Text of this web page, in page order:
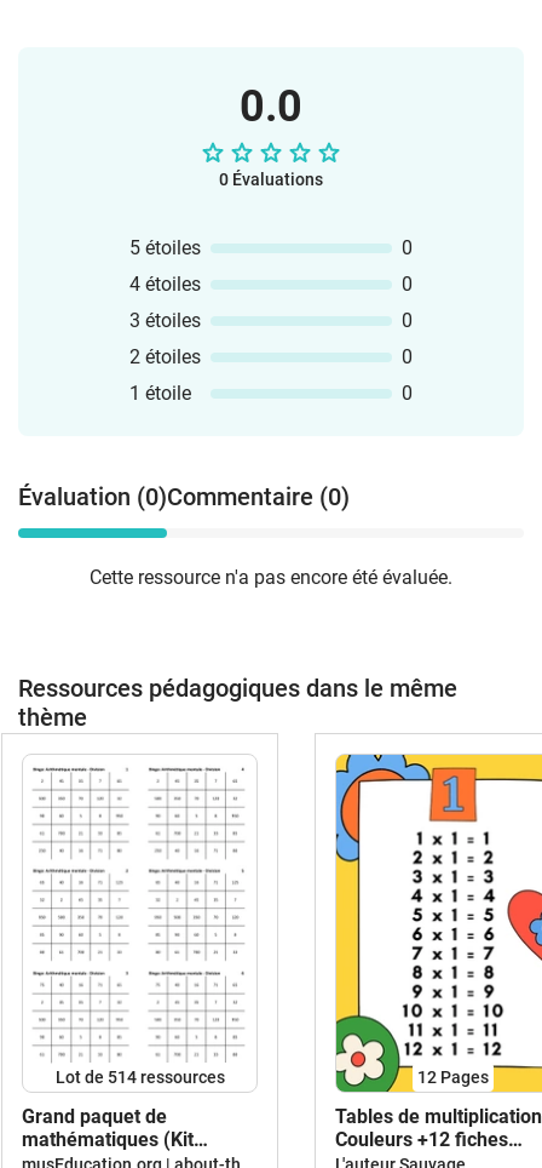
0.0
0 Évaluations
5 étoiles
0
4 étoiles
0
3 étoiles
0
2 étoiles
0
1 étoile
0
Évaluation (0)Commentaire (0)
Cette ressource n'a pas encore été évaluée.
Ressources pédagogiques dans le même
thème
Lot de 514 ressources
Grand paquet de
mathématiques (Kit
pédagogique)
12 Pages
Tables de multiplication
Couleurs +12 fiches
d'activités